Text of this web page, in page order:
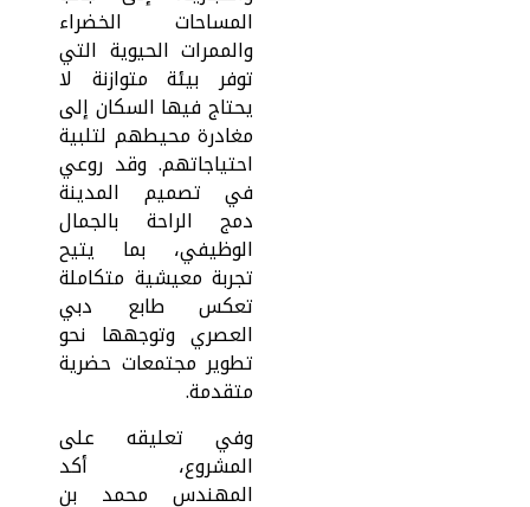
المساحات الخضراء
والممرات الحيوية التي
توفر بيئة متوازنة لا
يحتاج فيها السكان إلى
مغادرة محيطهم لتلبية
احتياجاتهم. وقد روعي
في تصميم المدينة
دمج الراحة بالجمال
الوظيفي، بما يتيح
تجربة معيشية متكاملة
تعكس طابع دبي
العصري وتوجهها نحو
تطوير مجتمعات حضرية
متقدمة.
وفي تعليقه على
المشروع، أكد
المهندس محمد بن